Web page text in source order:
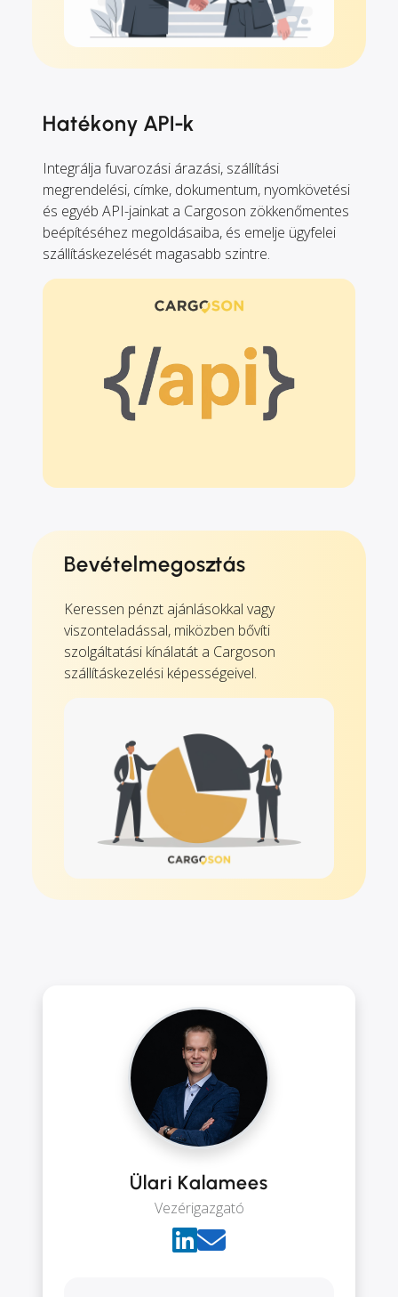
Hatékony API-k
Integrálja fuvarozási árazási, szállítási
megrendelési, címke, dokumentum, nyomkövetési
és egyéb API-jainkat a Cargoson zökkenőmentes
beépítéséhez megoldásaiba, és emelje ügyfelei
szállításkezelését magasabb szintre.
Bevételmegosztás
Keressen pénzt ajánlásokkal vagy
viszonteladással, miközben bővíti
szolgáltatási kínálatát a Cargoson
szállításkezelési képességeivel.
Ülari Kalamees
Vezérigazgató